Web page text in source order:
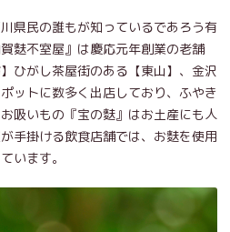
県民の誰もが知っているであろう有
麩不室屋』は慶応元年創業の老舗
ひがし茶屋街のある【東山】、金沢
ットに数多く出店しており、ふやき
吸いもの『宝の麩』はお土産にも人
手掛ける飲食店舗では、お麩を使用
います。